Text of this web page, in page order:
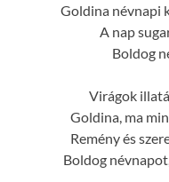
Goldina névnapi
A nap
Boldog
Virágok
Goldina, ma
Remény és
Boldog